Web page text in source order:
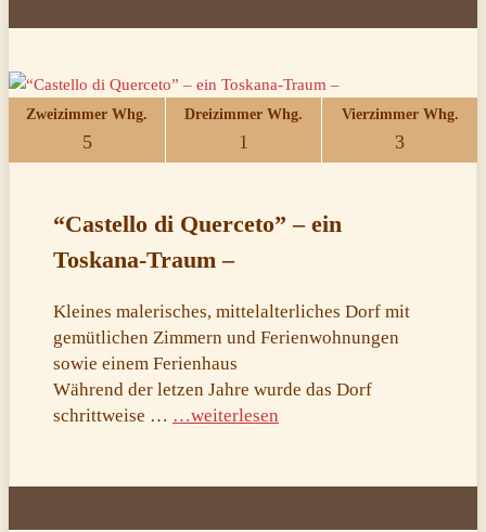
Zweizimmer Whg.
5
Dreizimmer Whg.
1
Vierzimmer Whg.
3
“Castello di Querceto” – ein
Toskana-Traum –
Kleines malerisches, mittelalterliches Dorf mit
gemütlichen Zimmern und Ferienwohnungen
sowie einem Ferienhaus
Während der letzen Jahre wurde das Dorf
schrittweise … …weiterlesen